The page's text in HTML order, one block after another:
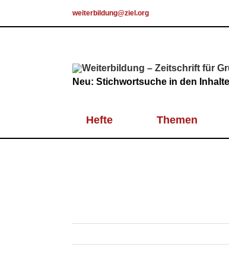
weiterbildung@ziel.org
Neu: Stichwortsuche in den
Hefte Themen